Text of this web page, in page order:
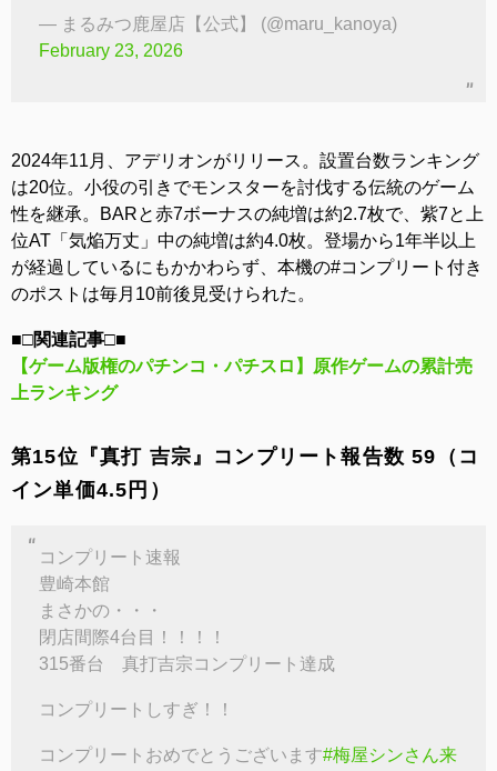
— まるみつ鹿屋店【公式】 (@maru_kanoya)
February 23, 2026
2024年11月、アデリオンがリリース。設置台数ランキング
は20位。小役の引きでモンスターを討伐する伝統のゲーム
性を継承。BARと赤7ボーナスの純増は約2.7枚で、紫7と上
位AT「気焔万丈」中の純増は約4.0枚。登場から1年半以上
が経過しているにもかかわらず、本機の#コンプリート付き
のポストは毎月10前後見受けられた。
■□関連記事□■
【ゲーム版権のパチンコ・パチスロ】原作ゲームの累計売
上ランキング
第15位『真打 吉宗』コンプリート報告数 59（コ
イン単価4.5円）
コンプリート速報
豊崎本館
まさかの・・・
閉店間際4台目！！！！
315番台 真打吉宗コンプリート達成
コンプリートしすぎ！！
コンプリートおめでとうございます#梅屋シンさん来